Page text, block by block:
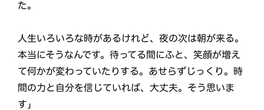
た。
人生いろいろな時があるけれど、夜の次は朝が来る。
本当にそうなんです。待ってる間にふと、笑顔が増え
て何かが変わっていたりする。あせらずじっくり。時
間の力と自分を信じていれば、大丈夫。そう思いま
す」